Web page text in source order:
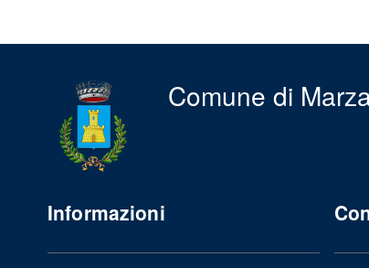
Comune di
Informazioni